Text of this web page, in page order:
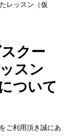
レッスン（仮
クー
スン
ついて
ご利用頂き誠にあ